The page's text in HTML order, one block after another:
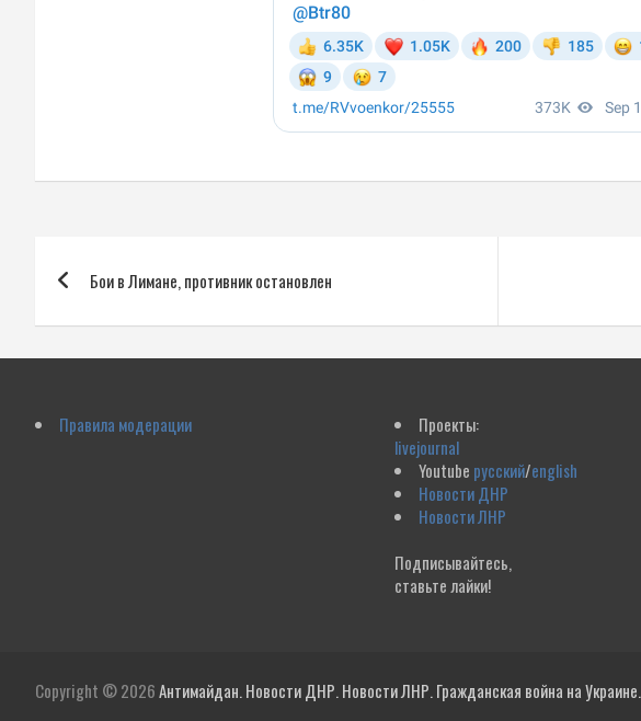
Навигация
по
записям
Бои в Лимане, противник остановлен
Правила модерации
Проекты:
livejournal
Youtube русский/english
Новости ДНР
Новости ЛНР
Подписывайтесь,
ставьте лайки!
Copyright © 2026Антимайдан. Новости ДНР. Новости ЛНР. Гражданская война на Украине.